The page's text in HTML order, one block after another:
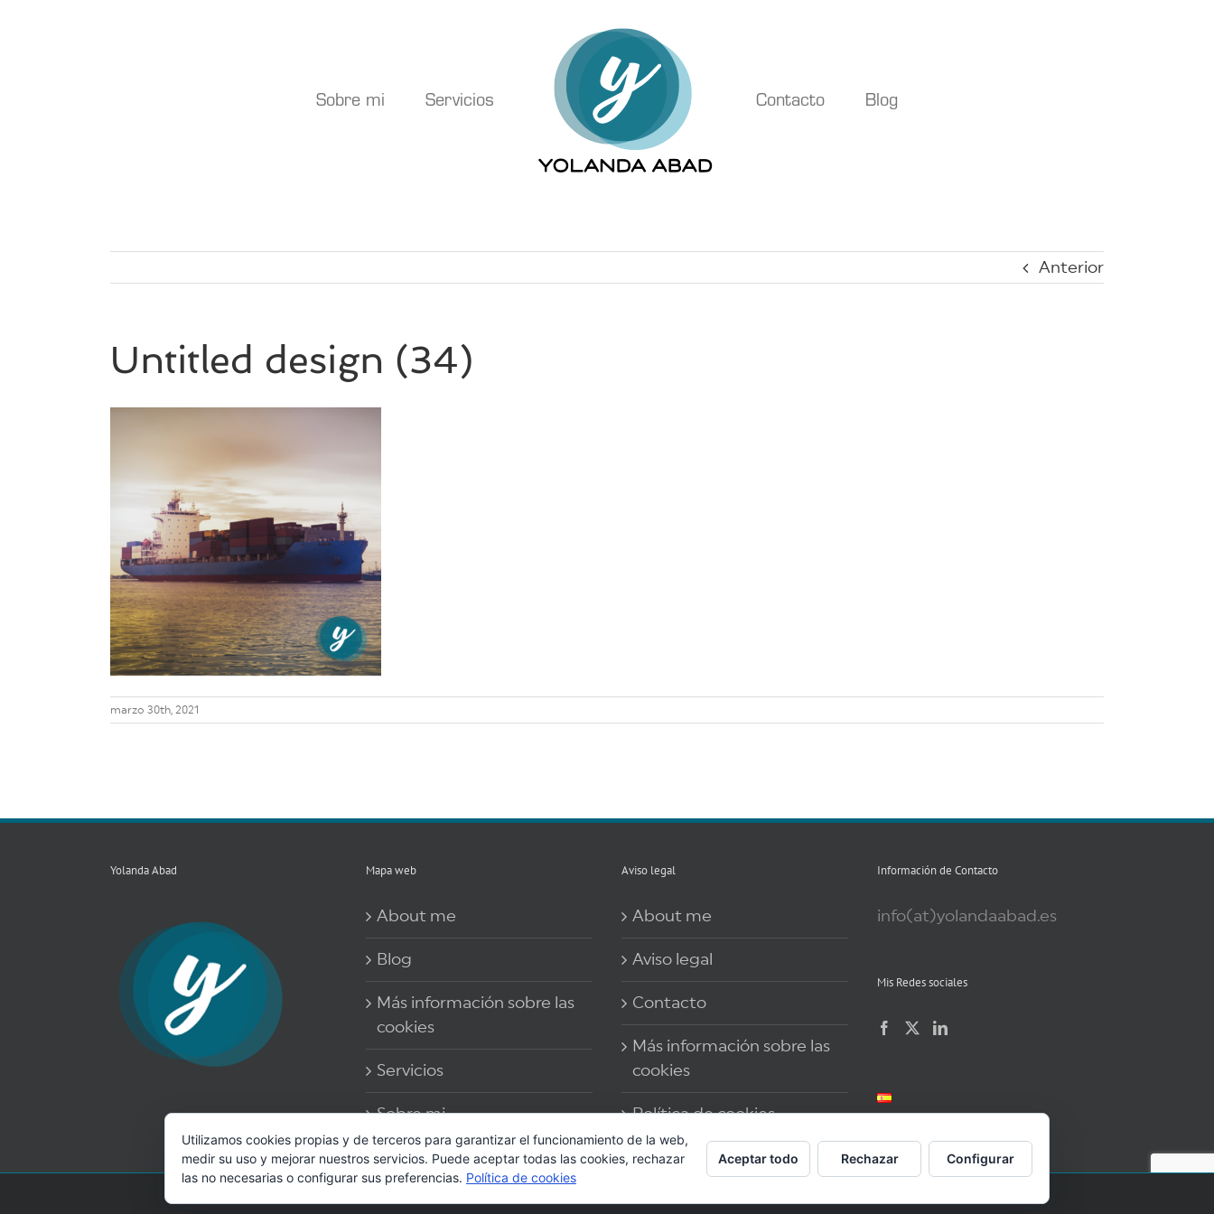
Sobre mi Servicios Contacto Blog
Anterior
Untitled design (34)
marzo 30th, 2021
Yolanda Abad Mapa web
About me
Blog
Más información sobre las
cookies
Servicios
Sobre mi
Aviso legal
About me
Aviso legal
Contacto
Más información sobre las
cookies
Política de cookies
Información de Contacto
info(at)yolandaabad.es
Mis Redes sociales
Utilizamos cookies propias y de terceros para garantizar el funcionamiento de la web,
medir su uso y mejorar nuestros servicios. Puede aceptar todas las cookies, rechazar
las no necesarias o configurar sus preferencias. Política de cookies
Aceptar todo Rechazar Configurar